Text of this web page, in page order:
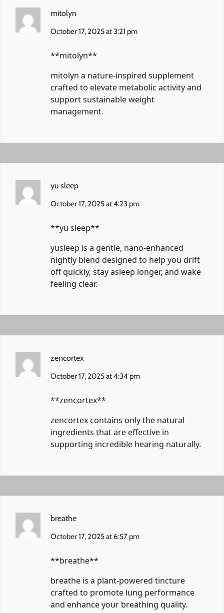
mitolyn
October 17, 2025 at 3:21 pm
**mitolyn**
mitolyn a nature-inspired supplement
crafted to elevate metabolic activity and
support sustainable weight
management.
yu sleep
October 17, 2025 at 4:23 pm
**yu sleep**
yusleep is a gentle, nano-enhanced
nightly blend designed to help you drift
off quickly, stay asleep longer, and wake
feeling clear.
zencortex
October 17, 2025 at 4:34 pm
** zencortex**
zencortexcontains only the natural
ingredients that are effective in
supporting incredible hearing naturally.
breathe
October 17, 2025 at 6:57 pm
**breathe**
breathe is a plant-powered tincture
crafted to promote lung performance
and enhance your breathing quality.